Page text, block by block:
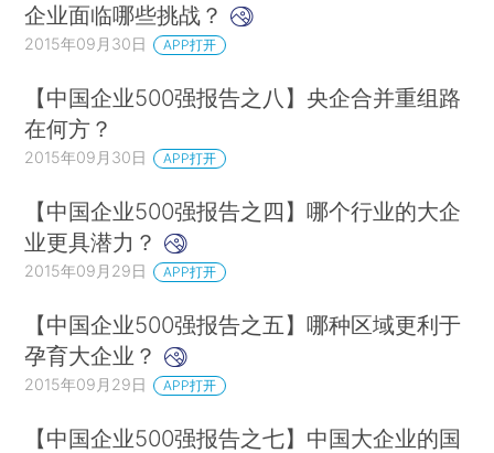
企业面临哪些挑战？
2015年09月30日 APP打开
【中国企业500强报告之八】央企合并重组路
在何方？
2015年09月30日 APP打开
【中国企业500强报告之四】哪个行业的大企
业更具潜力？
2015年09月29日 APP打开
【中国企业500强报告之五】哪种区域更利于
孕育大企业？
2015年09月29日 APP打开
【中国企业500强报告之七】中国大企业的国